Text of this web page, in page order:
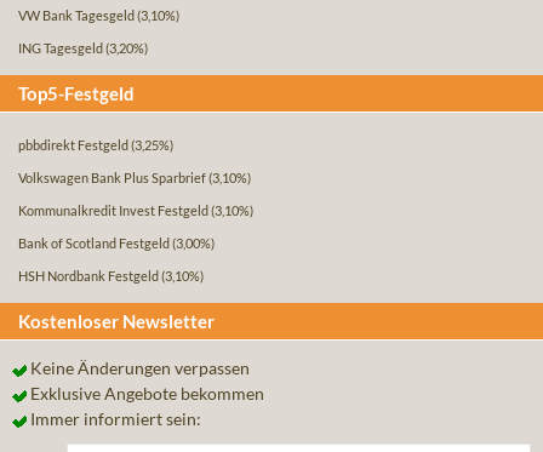
VW Bank Tagesgeld (3,10%)
ING Tagesgeld (3,20%)
Top5-Festgeld
pbbdirekt Festgeld (3,25%)
Volkswagen Bank Plus Sparbrief(3,10%)
Kommunalkredit Invest Festgeld (3,10%)
Bank of Scotland Festgeld (3,00%)
HSH Nordbank Festgeld (3,10%)
Kostenloser Newsletter
Keine Änderungen verpassen
Exklusive Angebote bekommen
Immer informiert sein: